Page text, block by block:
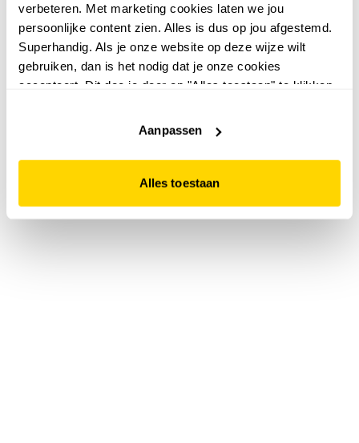
verbeteren. Met marketing cookies laten we jou
persoonlijke content zien. Alles is dus op jou afgestemd.
Superhandig. Als je onze website op deze wijze wilt
gebruiken, dan is het nodig dat je onze cookies
accepteert. Dit doe je door op "Alles toestaan" te klikken.
website niet optimaal functioneert.
Aanpassen
Alles toestaan